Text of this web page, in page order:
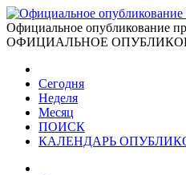
Официальное опубликование
ОФИЦИАЛЬНОЕ
Сегодня
Неделя
Месяц
ПОИСК
КАЛЕНДАРЬ